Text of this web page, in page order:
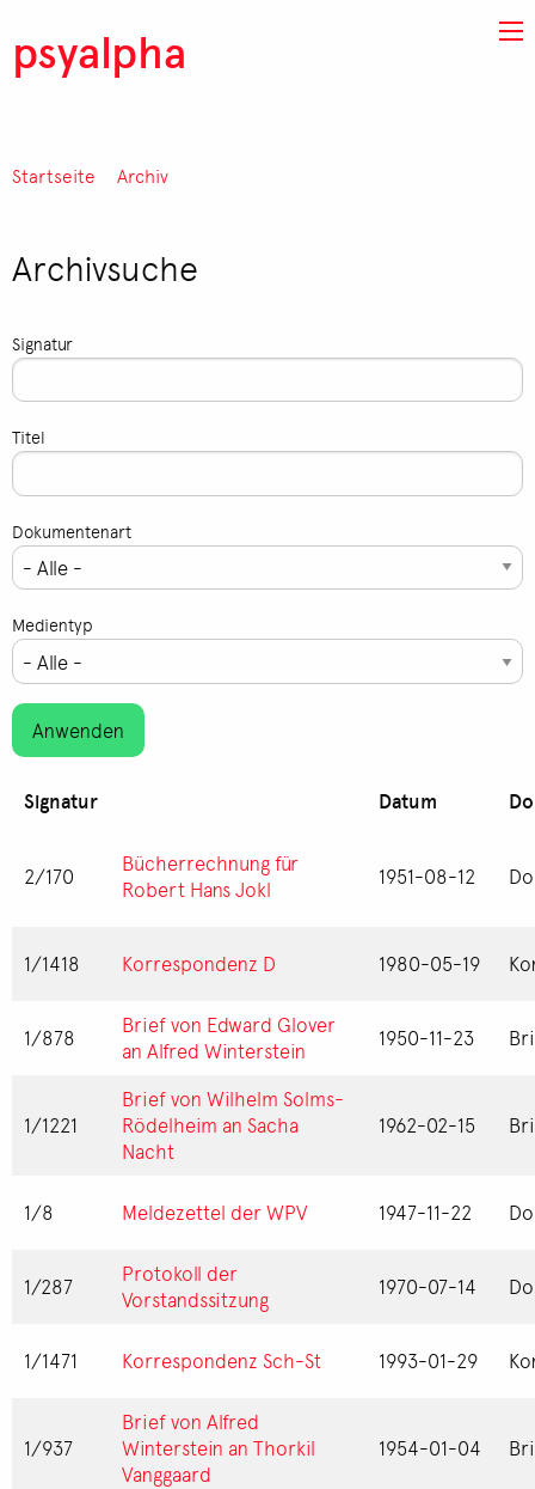
psyalpha
Pfadnavigation
Startseite Archiv
Archivsuche
Signatur
Titel
Dokumentenart
Medientyp
Signatur Datum
2/170
Bücherrechnung für
Robert Hans Jokl
1951-08-12
1/1418 Korrespondenz D 1980-05-19
1/878
Brief von Edward Glover
an Alfred Winterstein
1950-11-23
1/1221
Brief von Wilhelm Solms-
Rödelheim an Sacha
Nacht
1962-02-15
1/8 Meldezettel der WPV 1947-11-22
1/287
Protokoll der
Vorstandssitzung
1970-07-14
1/1471 Korrespondenz Sch-St 1993-01-29
1/937
Brief von Alfred
Winterstein an Thorkil
Vanggaard
1954-01-04